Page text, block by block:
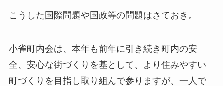
こうした国際問題や国政等の問題はさておき。
小雀町内会は、本年も前年に引き続き町内の安
全、安心な街づくりを基として、より住みやすい
町づくりを目指し取り組んで参りますが、一人で